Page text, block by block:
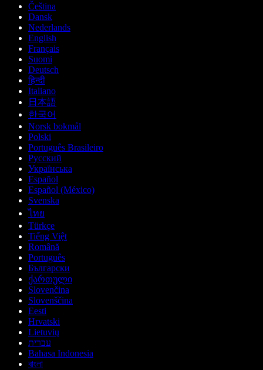
Čeština
Dansk
Nederlands
English
Français
Suomi
Deutsch
हिन्दी
Italiano
日本語
한국어
Norsk bokmål
Polski
Português Brasileiro
Русский
Українська
Español
Español (México)
Svenska
ไทย
Türkçe
Tiếng Việt
Română
Português
Български
ქართული
Slovenčina
Slovenščina
Eesti
Hrvatski
Lietuvių
עברית
Bahasa Indonesia
বাংলা